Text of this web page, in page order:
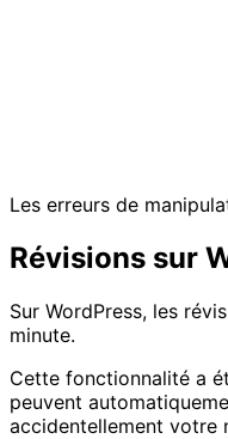
Les erreurs de
Révisions sur
Sur WordPress, les
minute.
Cette fonctionnalité a
peuvent
accidentellement votre